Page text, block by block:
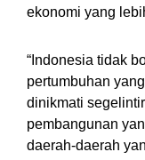
ekonomi yang
“Indonesia tidak
pertumbuhan
dinikmati
pembangunan
daerah-daerah